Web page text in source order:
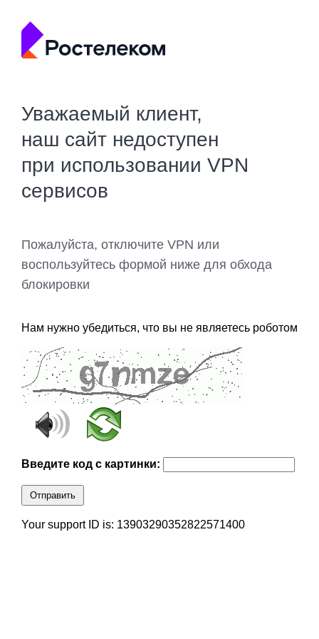
Уважаемый клиент,
наш сайт недоступен
при использовании VPN
сервисов
Пожалуйста, отключите VPN или
воспользуйтесь формой ниже для обхода
блокировки
Нам нужно убедиться, что вы не являетесь роботом
Введите код с картинки:
Отправить
Your support ID is: 13903290352822571400